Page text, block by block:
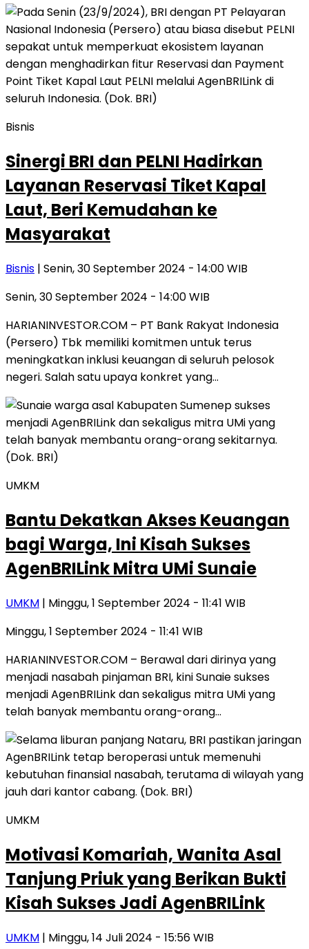
Bisnis
Sinergi BRI dan PELNI Hadirkan
Layanan Reservasi Tiket Kapal
Laut, Beri Kemudahan ke
Masyarakat
Bisnis | Senin, 30 September 2024 - 14:00 WIB
Senin, 30 September 2024 - 14:00 WIB
HARIANINVESTOR.COM – PT Bank Rakyat Indonesia
(Persero) Tbk memiliki komitmen untuk terus
meningkatkan inklusi keuangan di seluruh pelosok
negeri. Salah satu upaya konkret yang…
UMKM
Bantu Dekatkan Akses Keuangan
bagi Warga, Ini Kisah Sukses
AgenBRILink Mitra UMi Sunaie
UMKM | Minggu, 1 September 2024 - 11:41 WIB
Minggu, 1 September 2024 - 11:41 WIB
HARIANINVESTOR.COM – Berawal dari dirinya yang
menjadi nasabah pinjaman BRI, kini Sunaie sukses
menjadi AgenBRILink dan sekaligus mitra UMi yang
telah banyak membantu orang-orang…
UMKM
Motivasi Komariah, Wanita Asal
Tanjung Priuk yang Berikan Bukti
Kisah Sukses Jadi AgenBRILink
UMKM | Minggu, 14 Juli 2024 - 15:56 WIB